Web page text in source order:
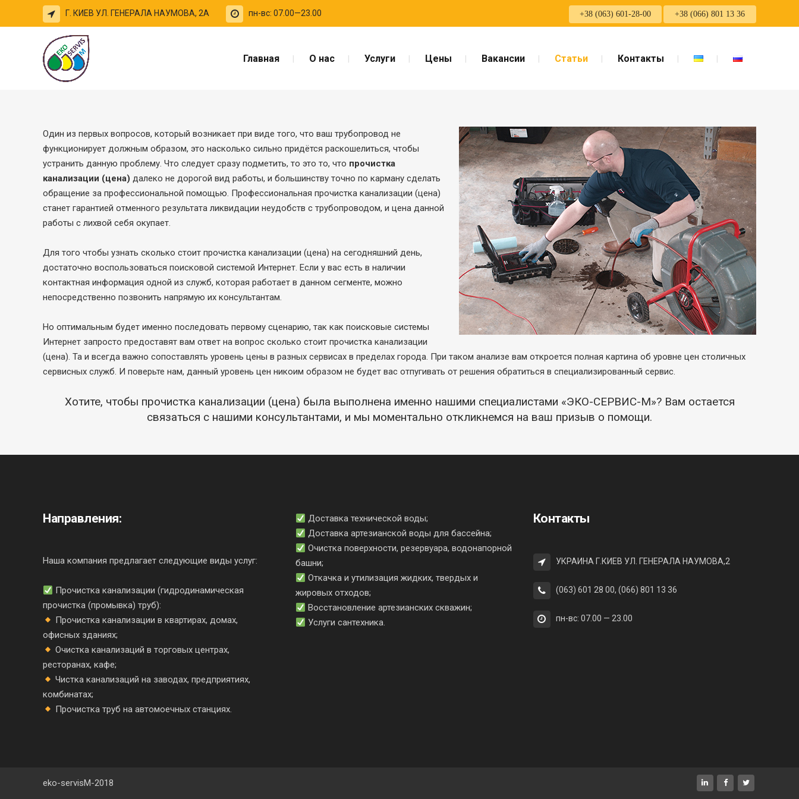
Г. КИЕВ УЛ. ГЕНЕРАЛА НАУМОВА, 2A пн-вс: 07.00—23.00 +38 (063) 601-28-00 +38 (066) 801 13 36
Главная О нас Услуги Цены Вакансии Статьи Контакты
Один из первых вопросов, который возникает при виде того, что ваш трубопровод не
функционирует должным образом, это насколько сильно придётся раскошелиться, чтобы
устранить данную проблему. Что следует сразу подметить, то это то, что прочистка
канализации (цена) далеко не дорогой вид работы, и большинству точно по карману сделать
обращение за профессиональной помощью. Профессиональная прочистка канализации (цена)
станет гарантией отменного результата ликвидации неудобств с трубопроводом, и цена данной
работы с лихвой себя окупает.
Для того чтобы узнать сколько стоит прочистка канализации (цена) на сегодняшний день,
достаточно воспользоваться поисковой системой Интернет. Если у вас есть в наличии
контактная информация одной из служб, которая работает в данном сегменте, можно
непосредственно позвонить напрямую их консультантам.
Но оптимальным будет именно последовать первому сценарию, так как поисковые системы
Интернет запросто предоставят вам ответ на вопрос сколько стоит прочистка канализации
(цена). Та и всегда важно сопоставлять уровень цены в разных сервисах в пределах города. При таком анализе вам откроется полная картина об уровне цен столичных
сервисных служб. И поверьте нам, данный уровень цен никоим образом не будет вас отпугивать от решения обратиться в специализированный сервис.
Хотите, чтобы прочистка канализации (цена) была выполнена именно нашими специалистами «ЭКО-СЕРВИС-М»? Вам остается
связаться с нашими консультантами, и мы моментально откликнемся на ваш призыв о помощи.
Направления:
Наша компания предлагает следующие виды услуг:
Прочистка канализации (гидродинамическая
прочистка (промывка) труб):
Прочистка канализации в квартирах, домах,
офисных зданиях;
Очистка канализаций в торговых центрах,
ресторанах, кафе;
Чистка канализаций на заводах, предприятиях,
комбинатах;
Прочистка труб на автомоечных станциях.
Доставка технической воды;
Доставка артезианской воды для бассейна;
Очистка поверхности, резервуара, водонапорной
башни;
Откачка и утилизация жидких, твердых и
жировых отходов;
Восстановление артезианских скважин;
Услуги сантехника.
Контакты
УКРАИНА Г.КИЕВ УЛ. ГЕНЕРАЛА НАУМОВА,2
(063) 601 28 00, (066) 801 13 36
пн-вс: 07.00 — 23.00
eko-servisM-2018